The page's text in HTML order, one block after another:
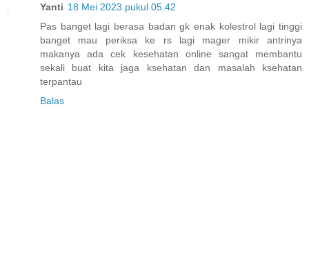
Yanti 18 Mei 2023 pukul 05.42
Pas banget lagi berasa badan gk enak kolestrol lagi tinggi
banget mau periksa ke rs lagi mager mikir antrinya
makanya ada cek kesehatan online sangat membantu
sekali buat kita jaga ksehatan dan masalah ksehatan
terpantau
Balas